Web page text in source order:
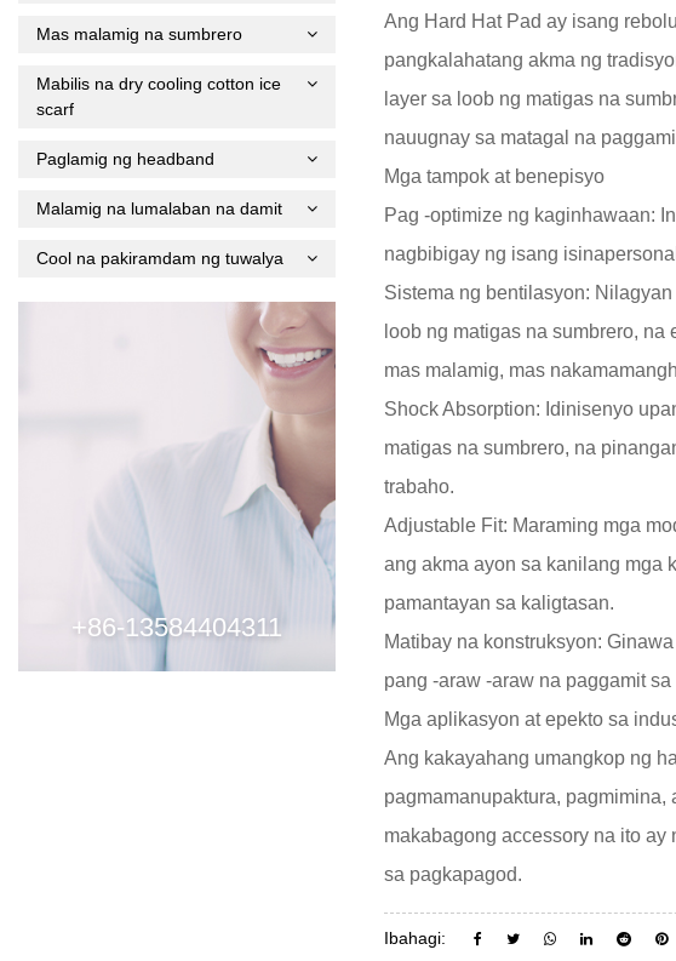
Mas malamig na sumbrero
Mabilis na dry cooling cotton ice
scarf
Paglamig ng headband
Malamig na lumalaban na damit
Cool na pakiramdam ng tuwalya
+86-13584404311
Ang Hard Hat Pad ay isang
pangkalahatang akma ng
layer sa loob ng matigas na
nauugnay sa matagal na
Mga tampok at benepisyo
Pag -optimize ng kaginhawaan:
nagbibigay ng isang
Sistema ng bentilasyon:
loob ng matigas na sumbrero,
mas malamig, mas
Shock Absorption: Idinisenyo
matigas na sumbrero, na
trabaho.
Adjustable Fit: Maraming mga
ang akma ayon sa kanilang mga
pamantayan sa kaligtasan.
Matibay na konstruksyon:
pang -araw -araw na paggamit
Mga aplikasyon at epekto sa
Ang kakayahang umangkop ng
pagmamanupaktura,
makabagong accessory na ito
sa pagkapagod.
Ibahagi: